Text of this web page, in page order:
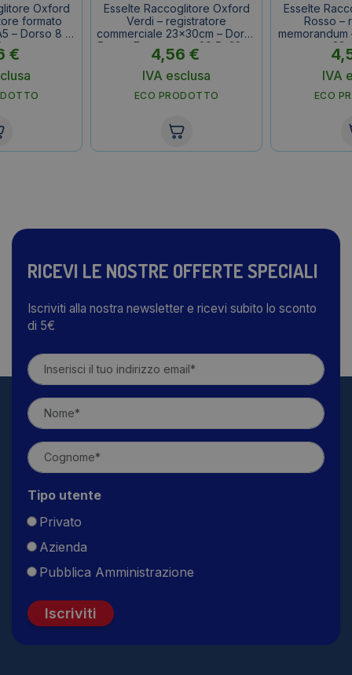
Oxford
formato
– Dorso 8 –
cm
€
Esselte Raccoglitore Oxford
Verdi – registratore
commerciale 23x30cm – Dorso
5 cm – F.to esterno 29,5x32cm
4,56 €
IVA esclusa
ECO PRODOTTO
Esselte
Rosso –
IVA
ECO
RICEVI LE NOSTRE OFFERTE SPECIALI
Iscriviti alla nostra newsletter e ricevi subito lo sconto
di 5€
Tipo utente
Privato
Azienda
Pubblica Amministrazione
Iscriviti